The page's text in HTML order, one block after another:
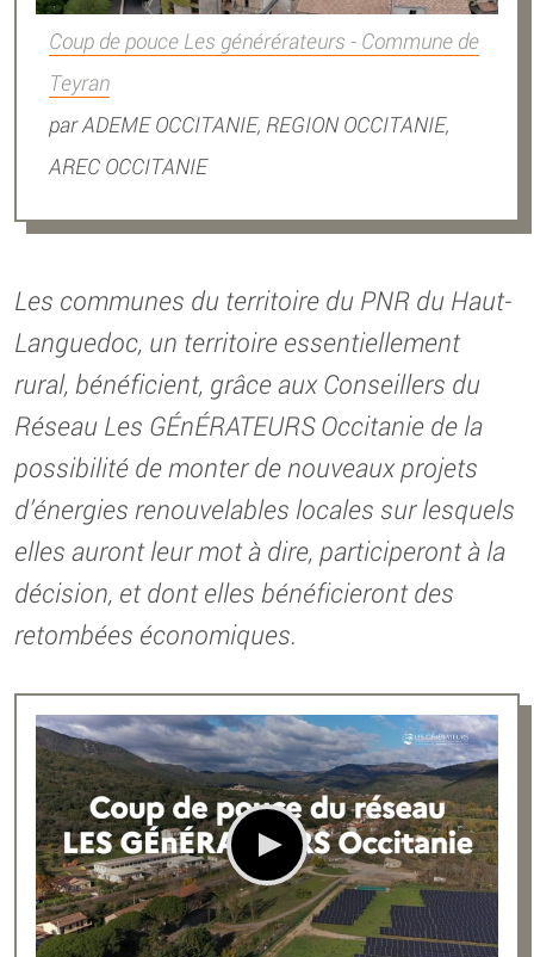
Coup de pouce Les générérateurs - Commune de
Teyran
parADEME OCCITANIE, REGION OCCITANIE,
AREC OCCITANIE
Les communes du territoire du PNR du Haut-
Languedoc, un territoire essentiellement
rural, bénéficient, grâce aux Conseillers du
Réseau Les GÉnÉRATEURS Occitanie de la
possibilité de monter de nouveaux projets
d’énergies renouvelables locales sur lesquels
elles auront leur mot à dire, participeront à la
décision, et dont elles bénéficieront des
retombées économiques.